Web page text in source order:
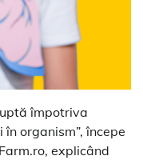
împotriva
organism”, începe
explicând